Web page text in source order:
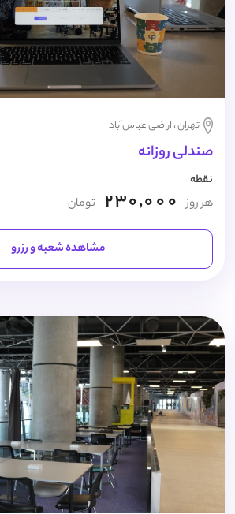
تهران ، اراضی عباس‌آباد
صندلی روزانه
نقطه
هر روز 230,000 تومان
مشاهده شعبه و رزرو